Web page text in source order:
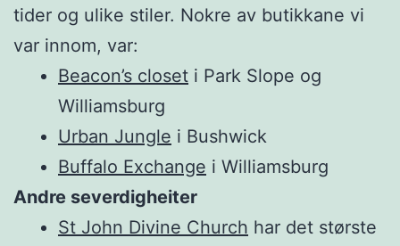
tider og ulike stiler. Nokre av butikkane vi
var innom, var:
Beacon’s closet i Park Slope og
Williamsburg
Urban Jungle i Bushwick
Buffalo Exchange i Williamsburg
Andre severdigheiter
St John Divine Church har det største